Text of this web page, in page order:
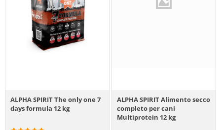
ALPHA SPIRIT The only one 7
days formula 12 kg
ALPHA SPIRIT Alimento secco
completo per cani
Multiprotein 12 kg